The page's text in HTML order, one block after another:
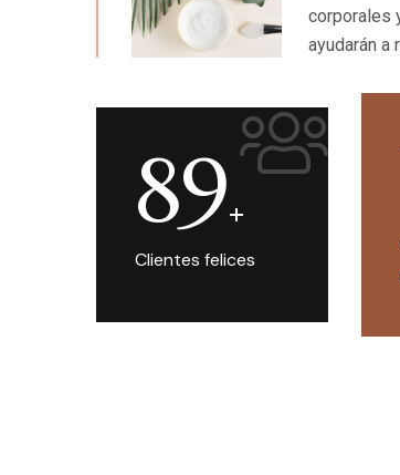
corporales
ayudarán a
89
Clientes felices